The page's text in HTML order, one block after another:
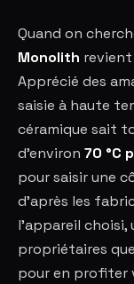
Quand on
Monolith revient
Apprécié des
saisie à haute
céramique sait
d'environ 70 °C
pour saisir une
d'après les
l'appareil choisi,
propriétaires
pour en profiter